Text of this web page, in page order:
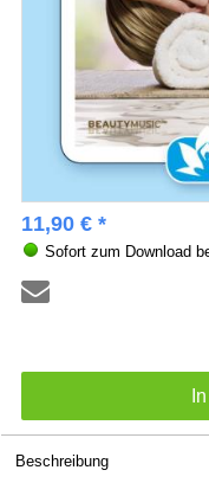
11,90 € *
Sofort zum Download
Beschreibung